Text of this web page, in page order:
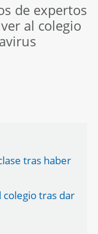
de expertos
al colegio
tras haber
colegio tras dar